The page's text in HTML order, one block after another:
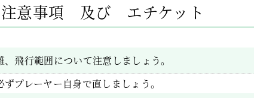
注意事項 及び エチケット
飛行範囲について注意しましょう。
プレーヤー自身で直しましょう。